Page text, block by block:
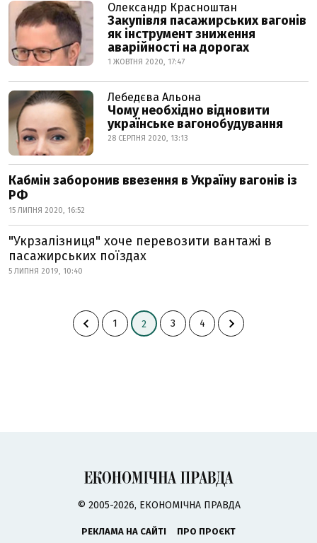
Олександр Красноштан
Закупівля пасажирських вагонів
як інструмент зниження
аварійності на дорогах
1 ЖОВТНЯ 2020, 17:47
Лебедєва Альона
Чому необхідно відновити
українське вагонобудування
28 СЕРПНЯ 2020, 13:13
Кабмін заборонив ввезення в Україну вагонів із
РФ
15 ЛИПНЯ 2020, 16:52
"Укрзалізниця" хоче перевозити вантажі в
пасажирських поїздах
5 ЛИПНЯ 2019, 10:40
1 2 3 4
© 2005-2026, ЕКОНОМІЧНА ПРАВДА
РЕКЛАМА НА САЙТІ
ПРО ПРОЄКТ